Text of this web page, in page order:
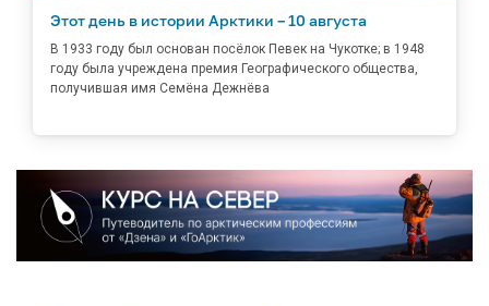
Этот день в истории Арктики – 10 августа
В 1933 году был основан посёлок Певек на Чукотке; в 1948
году была учреждена премия Географического общества,
получившая имя Семёна Дежнёва